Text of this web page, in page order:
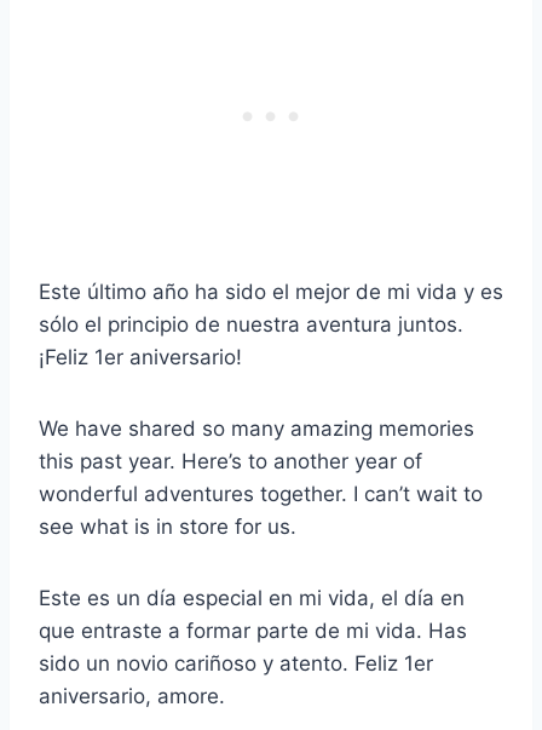
Este último año ha sido el mejor de mi vida y es
sólo el principio de nuestra aventura juntos.
¡Feliz 1er aniversario!
We have shared so many amazing memories
this past year. Here’s to another year of
wonderful adventures together. I can’t wait to
see what is in store for us.
Este es un día especial en mi vida, el día en
que entraste a formar parte de mi vida. Has
sido un novio cariñoso y atento. Feliz 1er
aniversario, amore.